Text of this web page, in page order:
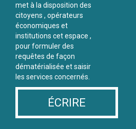
met à la disposition des
citoyens , opérateurs
économiques et
institutions cet espace ,
pour formuler des
requêtes de façon
dématérialisée et saisir
les services concernés.
ÉCRIRE